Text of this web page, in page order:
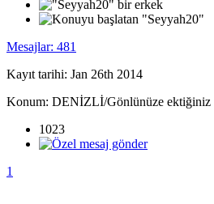
Mesajlar: 481
Kayıt tarihi: Jan 26th 2014
Konum: DENİZLİ/Gönlünüze ektiğiniz
1023
1